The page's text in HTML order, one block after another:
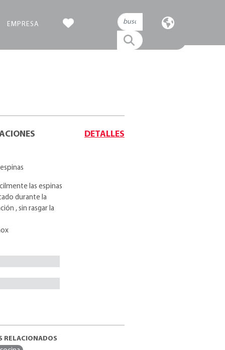
EMPRESA
DETALLES
las espinas
durante la
, sin rasgar la
RELACIONADOS